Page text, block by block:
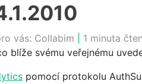
vás: Collabim
1 minuta
blíže svému veřejnému
pomocí protokolu